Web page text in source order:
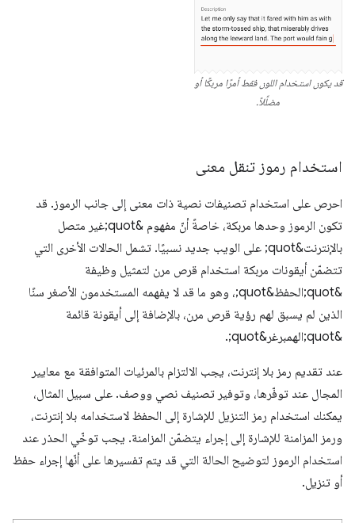
قد يكون استخدام اللون فقط أمرًا مربكًا أو
مضلِّلاً.
استخدام رموز تنقل معنى
احرص على استخدام تصنيفات نصية ذات معنى إلى جانب الرموز. قد
تكون الرموز وحدها مربكة، خاصةً أنّ مفهوم &quot;غير متصل
بالإنترنت&quot; على الويب جديد نسبيًا. تشمل الحالات الأخرى التي
تتضمّن أيقونات مربكة استخدام قرص مرن لتمثيل وظيفة
&quot;الحفظ&quot;، وهو ما قد لا يفهمه المستخدمون الأصغر سنًا
الذين لم يسبق لهم رؤية قرص مرن، بالإضافة إلى أيقونة قائمة
&quot;الهمبرغر&quot;.
عند تقديم رمز بلا إنترنت، يجب الالتزام بالمرئيات المتوافقة مع معايير
المجال عند توفّرها، وتوفير تصنيف نصي ووصف. على سبيل المثال،
يمكنك استخدام رمز التنزيل للإشارة إلى الحفظ لاستخدامه بلا إنترنت،
ورمز المزامنة للإشارة إلى إجراء يتضمّن المزامنة. يجب توخّي الحذر عند
استخدام الرموز لتوضيح الحالة التي قد يتم تفسيرها على أنّها إجراء حفظ
أو تنزيل.